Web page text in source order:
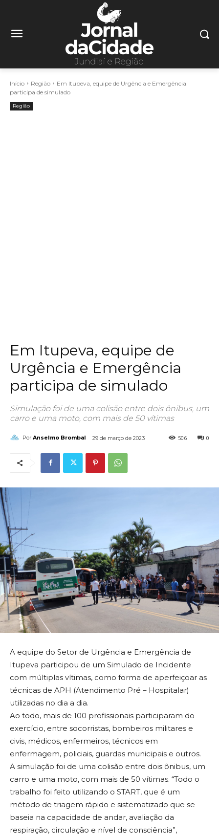
Início Região
Em Itupeva, equipe de Urgência e Emergência
participa de simulado
Região
Em Itupeva, equipe de
Urgência e Emergência
participa de simulado
Simulação foi de uma colisão entre dois ônibus, um
carro e uma moto, com mais de 50 vítimas
Por Anselmo Brombal 29 de março de 2023 0
506
A equipe do Setor de Urgência e Emergência de
Itupeva participou de um Simulado de Incidente
com múltiplas vítimas, como forma de aperfeiçoar as
técnicas de APH (Atendimento Pré – Hospitalar)
utilizadas no dia a dia.
Ao todo, mais de 100 profissionais participaram do
exercício, entre socorristas, bombeiros militares e
civis, médicos, enfermeiros, técnicos em
enfermagem, policiais, guardas municipais e outros.
A simulação foi de uma colisão entre dois ônibus, um
carro e uma moto, com mais de 50 vítimas. “Todo o
trabalho foi feito utilizando o START, que é um
método de triagem rápido e sistematizado que se
baseia na capacidade de andar, avaliação da
respiração, circulação e nível de consciência”,